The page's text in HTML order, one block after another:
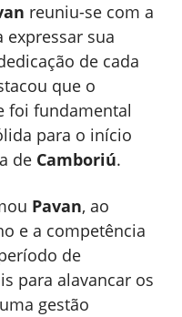
reuniu-se com a
expressar sua
de cada
que o
foi fundamental
para o início
de Camboriú.
Pavan, ao
e a competência
de
para alavancar os
gestão